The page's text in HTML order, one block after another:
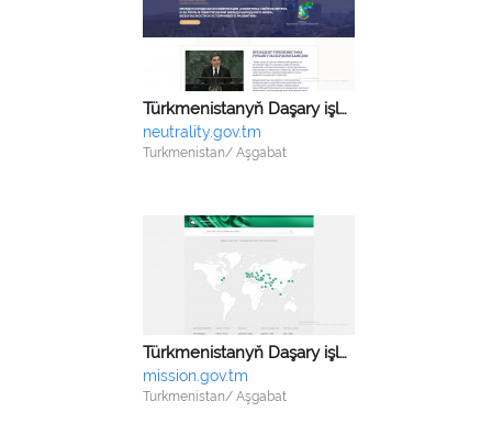
Türkmenistanyň Daşary işler ministrligi
neutrality.gov.tm
Turkmenistan/ Aşgabat
Türkmenistanyň Daşary işler ministrligi
mission.gov.tm
Turkmenistan/ Aşgabat